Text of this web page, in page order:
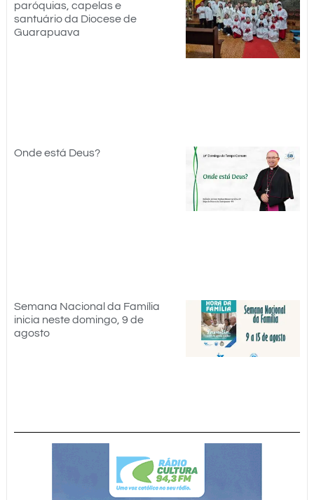
paróquias, capelas e
santuário da Diocese de
Guarapuava
Onde está Deus?
Semana Nacional da Família
inicia neste domingo, 9 de
agosto